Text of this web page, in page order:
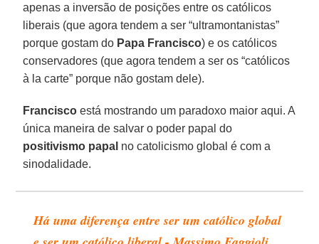
apenas a inversão de posições entre os católicos
liberais (que agora tendem a ser “ultramontanistas”
porque gostam do Papa Francisco) e os católicos
conservadores (que agora tendem a ser os “católicos
à la carte” porque não gostam dele).
Francisco está mostrando um paradoxo maior aqui. A
única maneira de salvar o poder papal do
positivismo papal no catolicismo global é com a
sinodalidade.
Há uma diferença entre ser um católico global